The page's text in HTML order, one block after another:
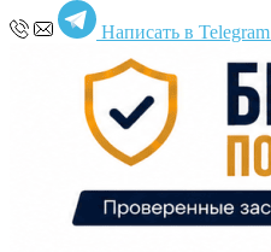
Написать в Telegram